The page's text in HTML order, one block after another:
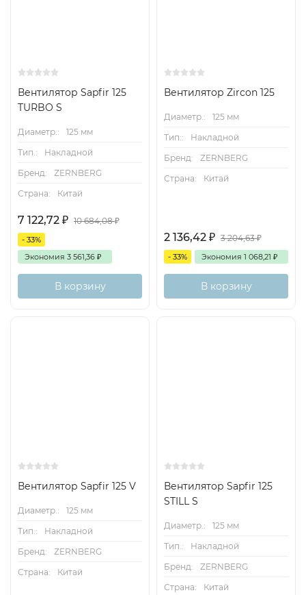
Вентилятор Sapfir 125
TURBO S
Диаметр.:
125 мм
Тип.:
Накладной
Бренд:
ZERNBERG
Страна:
Китай
7 122,72 ₽ 10 684,08₽
- 33%
Экономия 3 561,36 ₽
В корзину
Вентилятор Zircon 125
Диаметр.:
125 мм
Тип.:
Накладной
Бренд:
ZERNBERG
Страна:
Китай
2 136,42 ₽ 3 204,63₽
- 33% Экономия 1 068,21 ₽
В корзину
Вентилятор Sapfir 125 V
Диаметр.:
125 мм
Тип.:
Накладной
Бренд:
ZERNBERG
Страна:
Китай
Вентилятор Sapfir 125
STILL S
Диаметр.:
125 мм
Тип.:
Накладной
Бренд:
ZERNBERG
Страна:
Китай